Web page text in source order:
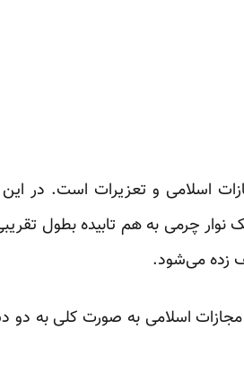
اسلامی و تعزیرات است. در
زده می‌شود.
اسلامی به صورت کلی به دو